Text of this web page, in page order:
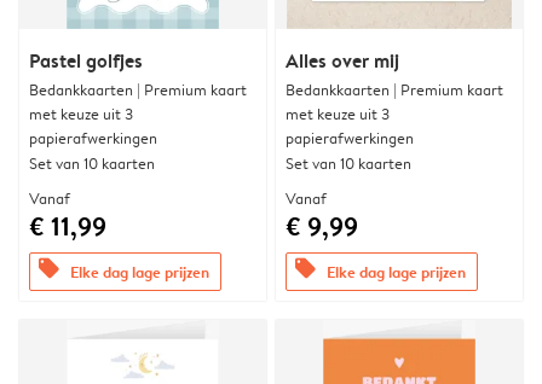
Pastel golfjes
Bedankkaarten | Premium kaart
met keuze uit 3
papierafwerkingen
Set van 10 kaarten
Vanaf
€ 11,99
offers Elke dag lage prijzen
Alles over mij
Bedankkaarten | Premium kaart
met keuze uit 3
papierafwerkingen
Set van 10 kaarten
Vanaf
€ 9,99
offers Elke dag lage prijzen